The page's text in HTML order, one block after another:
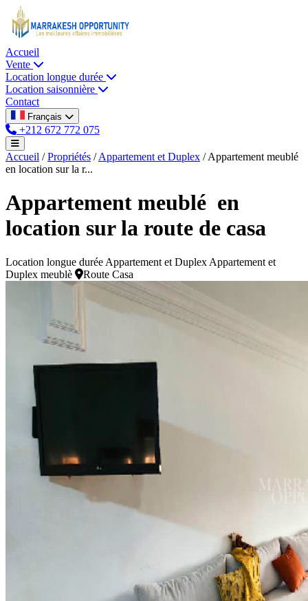
Accueil
Vente
Location longue durée
Location saisonnière
Contact
Français
+212 672 772 075
Accueil / Propriétés / Appartement et Duplex / Appartement meublé
en location sur la r...
Appartement meublé en
location sur la route de casa
Location longue durée Appartement et Duplex Appartement et
Duplex meublè
Route Casa